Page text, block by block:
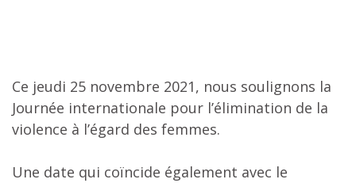
Ce jeudi 25 novembre 2021, nous soulignons la
Journée internationale pour l’élimination de la
violence à l’égard des femmes.
Une date qui coïncide également avec le